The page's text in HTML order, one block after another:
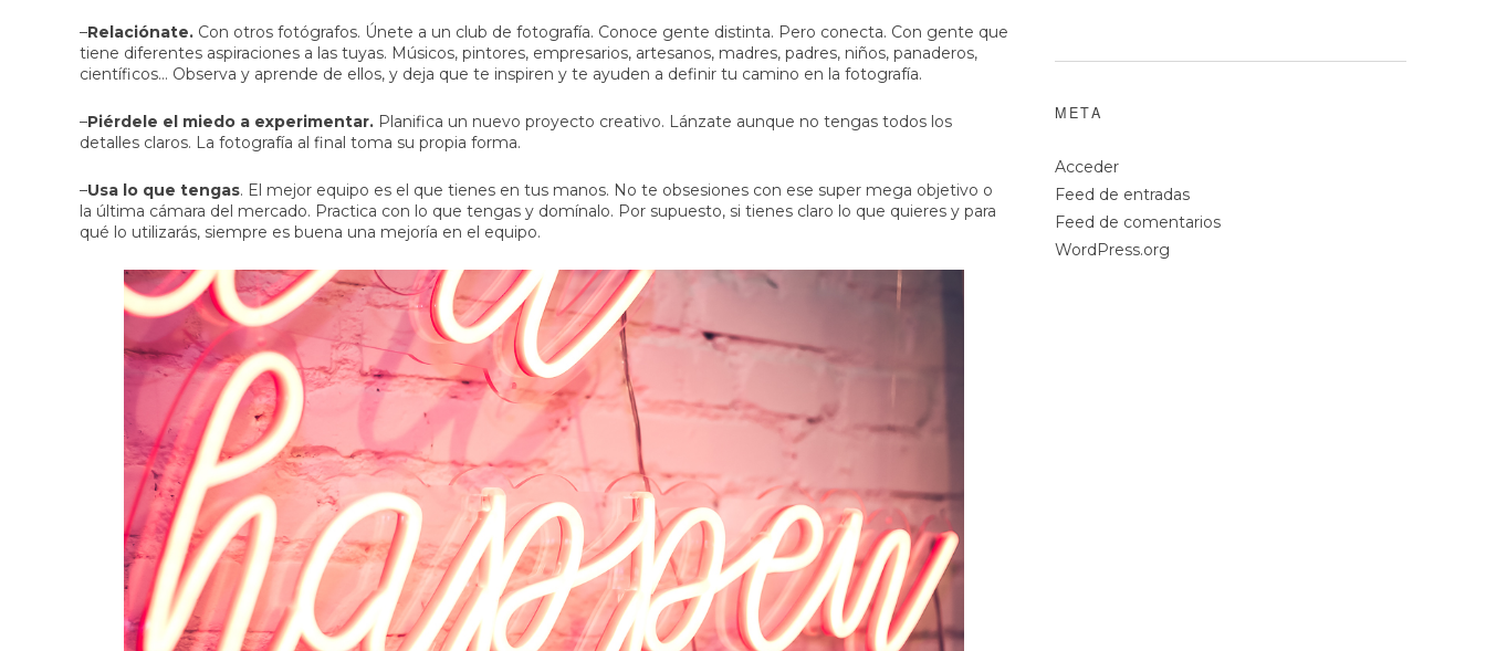
–Relaciónate. Con otros fotógrafos. Únete a un club de fotografía. Conoce gente distinta. Pero conecta. Con gente que
tiene diferentes aspiraciones a las tuyas. Músicos, pintores, empresarios, artesanos, madres, padres, niños, panaderos,
científicos… Observa y aprende de ellos, y deja que te inspiren y te ayuden a definir tu camino en la fotografía.
–Piérdele el miedo a experimentar. Planifica un nuevo proyecto creativo. Lánzate aunque no tengas todos los
detalles claros. La fotografía al final toma su propia forma.
–Usa lo que tengas. El mejor equipo es el que tienes en tus manos. No te obsesiones con ese super mega objetivo o
la última cámara del mercado. Practica con lo que tengas y domínalo. Por supuesto, si tienes claro lo que quieres y para
qué lo utilizarás, siempre es buena una mejoría en el equipo.
META
Acceder
Feed de entradas
Feed de comentarios
WordPress.org